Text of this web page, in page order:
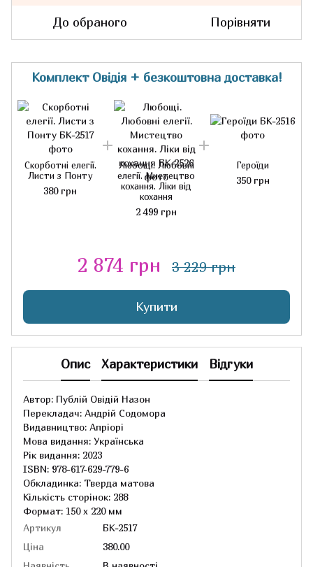
До обраного Порівняти
Комплект Овідія + безкоштовна доставка!
Скорботні елегії.
Листи з Понту
380 грн
Любощі. Любовні
елегії. Мистецтво
кохання. Ліки від
кохання
2 499 грн
Героїди
350 грн
2 874 грн 3 229 грн
Купити
Опис Характеристики Відгуки
Автор: Публій Овідій Назон
Перекладач: Андрій Содомора
Видавництво: Апріорі
Мова видання: Українська
Рік видання: 2023
ISBN: 978-617-629-779-6
Обкладинка: Тверда матова
Кількість сторінок: 288
Формат: 150 х 220 мм
Артикул
БК-2517
Ціна
380.00